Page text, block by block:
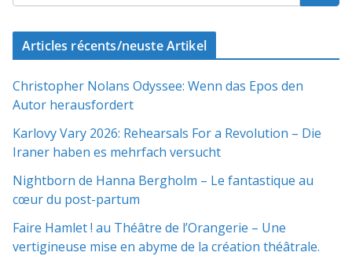
Articles récents/neuste Artikel
Christopher Nolans Odyssee: Wenn das Epos den
Autor herausfordert
Karlovy Vary 2026: Rehearsals For a Revolution – Die
Iraner haben es mehrfach versucht
Nightborn de Hanna Bergholm – Le fantastique au
cœur du post-partum
Faire Hamlet ! au Théâtre de l’Orangerie – Une
vertigineuse mise en abyme de la création théâtrale.